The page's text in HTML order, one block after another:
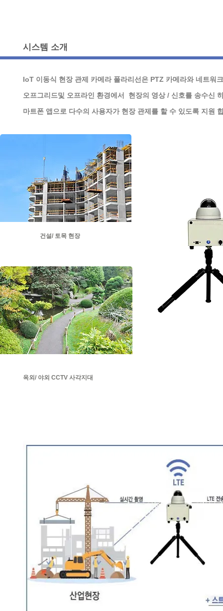
시스템 소개
IoT 이동식 현장 관제 카메라 폴라리선은 PTZ 카메라와 네트워
오프그리드및 오프라인 환경에서 현장의 영상 / 신호를 송수신
마트폰 앱으로 다수의 사용자가 현장 관제를 할 수 있도록 지원
건설/ 토목 현장
옥외/ 야외 CCTV 사각지대